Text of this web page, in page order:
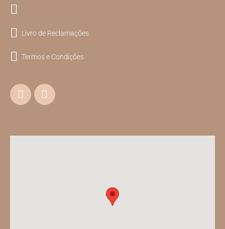
Livro de Reclamações
Termos e Condições